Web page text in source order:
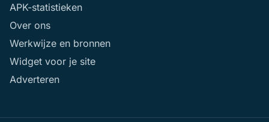
APK-statistieken
Over ons
Werkwijze en bronnen
Widget voor je site
Adverteren